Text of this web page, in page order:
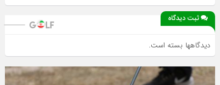
ثبت دیدگاه
دیدگاهها بسته است.